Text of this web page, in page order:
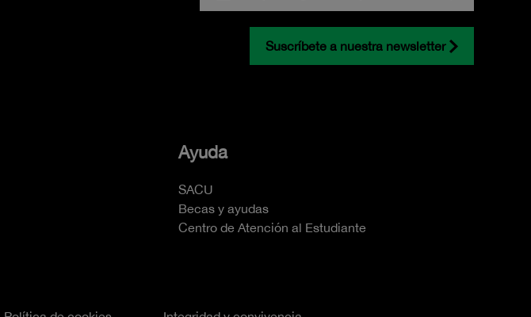
Suscríbete a nuestra newsletter
Ayuda
SACU
Becas y ayudas
Centro de Atención al Estudiante